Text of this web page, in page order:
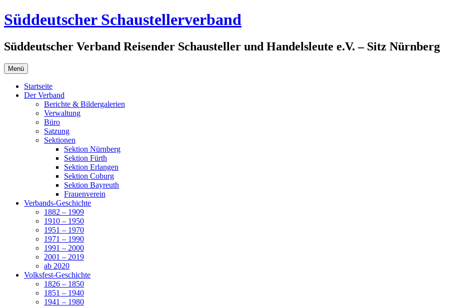
Zum
Inhalt
Süddeutscher Schaustellerverband
Süddeutscher Verband Reisender Schausteller und Handelsleute e.V. – Sitz Nürnberg
Menü
Startseite
Der Verband
Berichte & Bildergalerien
Verwaltung
Büro
Satzung
Sektionen
Sektion Nürnberg
Sektion Fürth
Sektion Erlangen
Sektion Coburg
Sektion Bayreuth
Frauenverein
Verbands-Geschichte
1882 – 1909
1910 – 1950
1951 – 1970
1971 – 1990
1991 – 2000
2001 – 2019
ab 2020
Volksfest-Geschichte
1826 – 1850
1851 – 1940
1941 – 1980